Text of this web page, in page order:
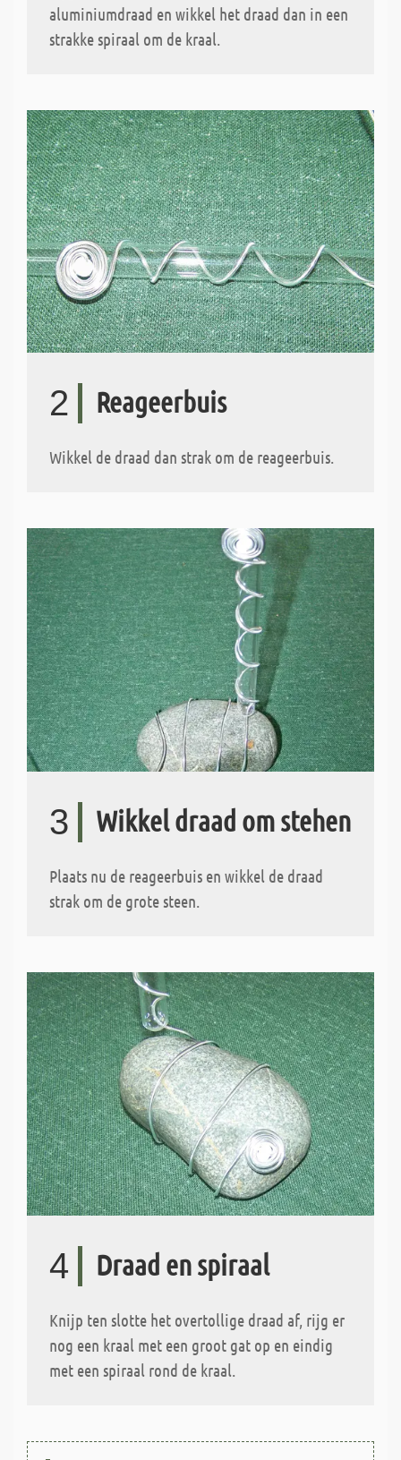
aluminiumdraad en wikkel het draad dan in een
strakke spiraal om de kraal.
2 Reageerbuis
Wikkel de draad dan strak om de reageerbuis.
3 Wikkel draad om stehen
Plaats nu de reageerbuis en wikkel de draad
strak om de grote steen.
4 Draad en spiraal
Knijp ten slotte het overtollige draad af, rijg er
nog een kraal met een groot gat op en eindig
met een spiraal rond de kraal.